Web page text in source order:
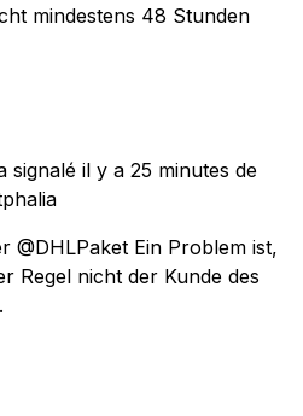
mindestens 48 Stunden
signalé il y a 25 minutes de
@DHLPaket Ein Problem ist,
Regel nicht der Kunde des